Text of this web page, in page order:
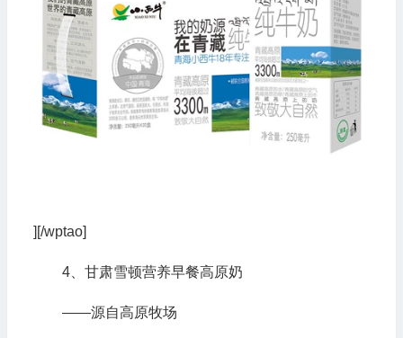
][/wptao]
4、甘肃雪顿营养早餐高原奶
——源自高原牧场